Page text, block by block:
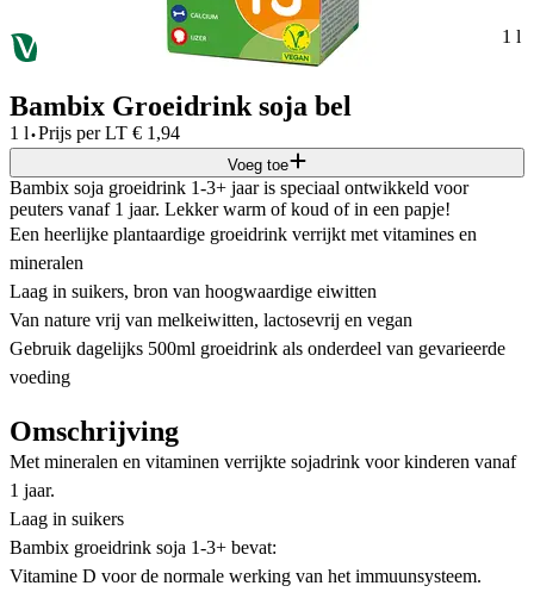
1 l
Bambix Groeidrink soja bel
1 l·Prijs per LT € 1,94
Voeg toe
Bambix soja groeidrink 1-3+ jaar is speciaal ontwikkeld voor
peuters vanaf 1 jaar. Lekker warm of koud of in een papje!
Een heerlijke plantaardige groeidrink verrijkt met vitamines en
mineralen
Laag in suikers, bron van hoogwaardige eiwitten
Van nature vrij van melkeiwitten, lactosevrij en vegan
Gebruik dagelijks 500ml groeidrink als onderdeel van gevarieerde
voeding
Omschrijving
Met mineralen en vitaminen verrijkte sojadrink voor kinderen vanaf
1 jaar.
Laag in suikers
Bambix groeidrink soja 1-3+ bevat:
Vitamine D voor de normale werking van het immuunsysteem.